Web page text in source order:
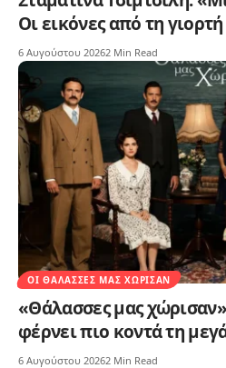
Οι εικόνες από τη
6 Αυγούστου 20262 Min Read
ΟΙ ΘΆΛΑΣΣΕΣ ΜΑΣ ΧΏΡΙΣΑΝ
«Θάλασσες μας
φέρνει πιο κοντά τη
6 Αυγούστου 20262 Min Read